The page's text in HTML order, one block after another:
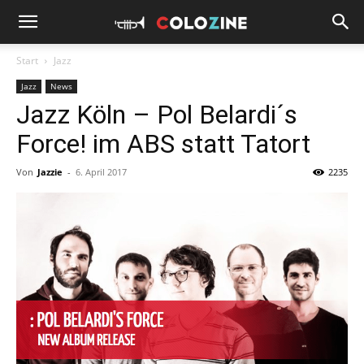
Start Jazz
Jazz News
Jazz Köln – Pol Belardi´s
Force! im ABS statt Tatort
Von Jazzie - 6. April 2017 2235